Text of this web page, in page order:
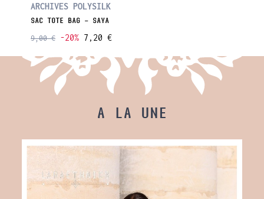
ARCHIVES POLYSILK
SAC TOTE BAG - SAYA
9,00 € -20% 7,20 €
A LA UNE